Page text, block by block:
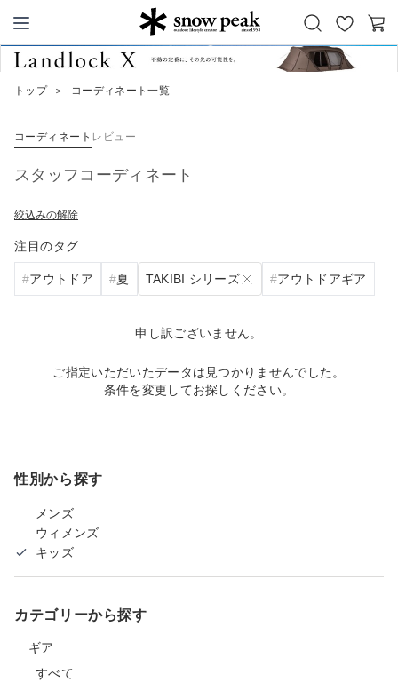
Snow Peak
お
気
カ
トップ ＞ コーディネート一覧
コーディネート レビュー
スタッフコーディネート
絞込みの解除
注目のタグ
アウトドア 夏 TAKIBI シリーズ アウトドアギア
申し訳ございません。
ご指定いただいたデータは見つかりませんでした。
条件を変更してお探しください。
性別から探す
メンズ
ウィメンズ
キッズ
カテゴリーから探す
ギア
すべて